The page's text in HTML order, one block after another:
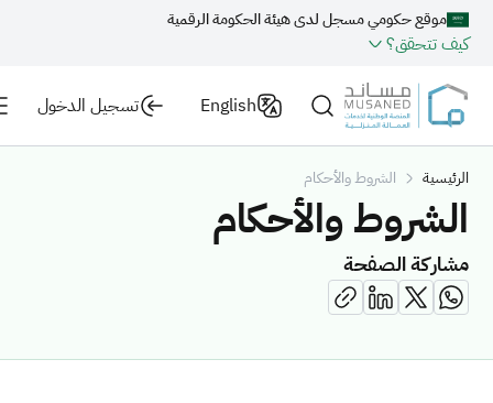
موقع حكومي مسجل لدى هيئة الحكومة الرقمية
كيف تتحقق؟
English تسجيل الدخول
الرئيسية الشروط والأحكام
الشروط والأحكام
مشاركة الصفحة